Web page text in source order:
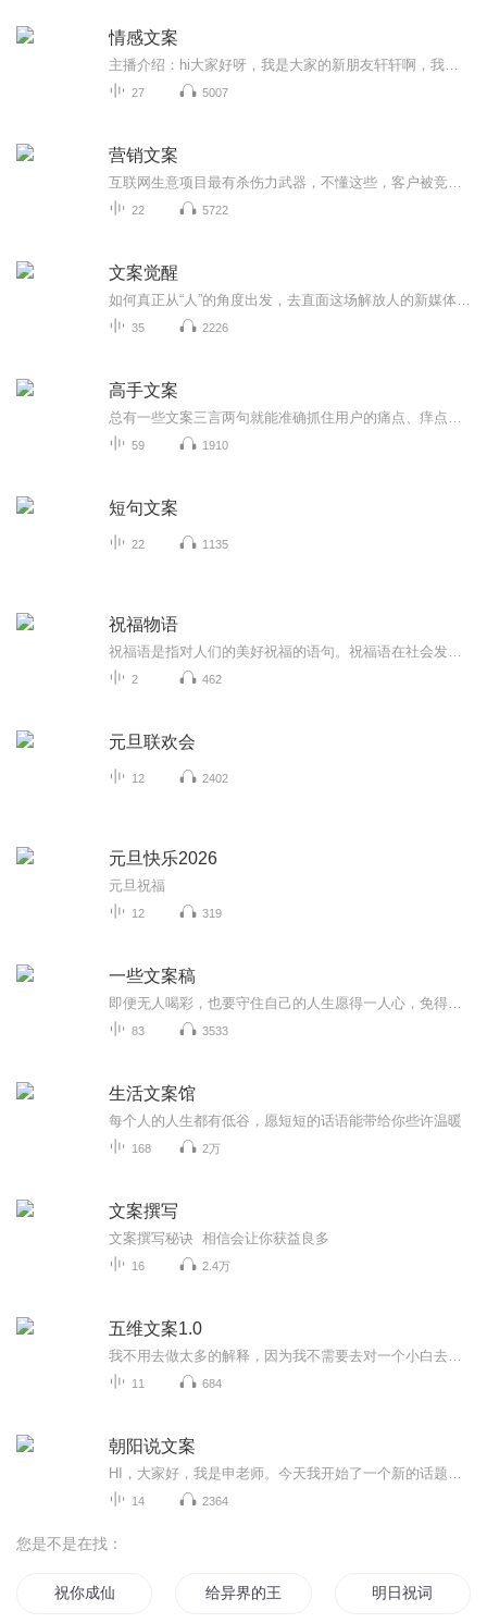
情感文案
27 5007
营销文案
22 5722
文案觉醒
35 2226
高手文案
59 1910
短句文案
22 1135
祝福物语
2 462
元旦联欢会
12 2402
元旦快乐2026
元旦祝福
12 319
一些文案稿
83 3533
生活文案馆
每个人的人生都有低谷，愿短短的话语能带给你些许温暖
168 2万
文案撰写
文案撰写秘诀 相信会让你获益良多
16 2.4万
五维文案1.0
11 684
朝阳说文案
14 2364
您是不是在找：
祝你成仙 给异界的王女献上祝福 明日祝词